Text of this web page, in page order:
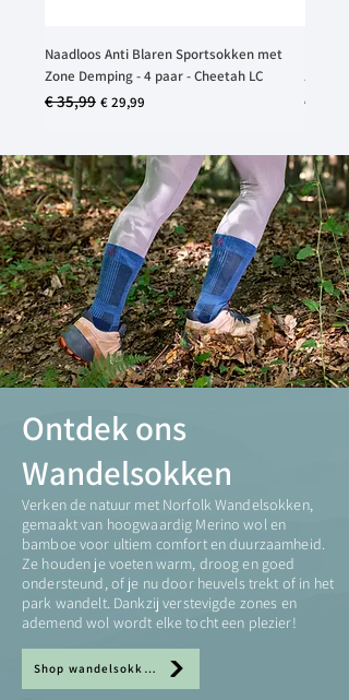
Naadloos Anti Blaren Sportsokken met
Zone Demping - 4 paar - Cheetah LC
Normale prijs
€ 35,99 Verkoopprijs
€ 29,99
Zone
Prijs
€ 19,99
Ontdek ons
Wandelsokken
Verken de natuur met Norfolk Wandelsokken,
gemaakt van hoogwaardig Merino wol en
bamboe voor ultiem comfort en duurzaamheid.
Ze houden je voeten warm, droog en goed
ondersteund, of je nu door heuvels trekt of in het
park wandelt. Dankzij verstevigde zones en
ademend wol wordt elke tocht een plezier!
Shop wandelsokken